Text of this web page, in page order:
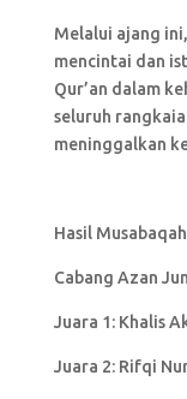
Melalui ajang
mencintai dan
Qur’an dalam
seluruh
meninggalkan
Hasil
Cabang Azan
Juara 1: Khalis
Juara 2: Rifqi